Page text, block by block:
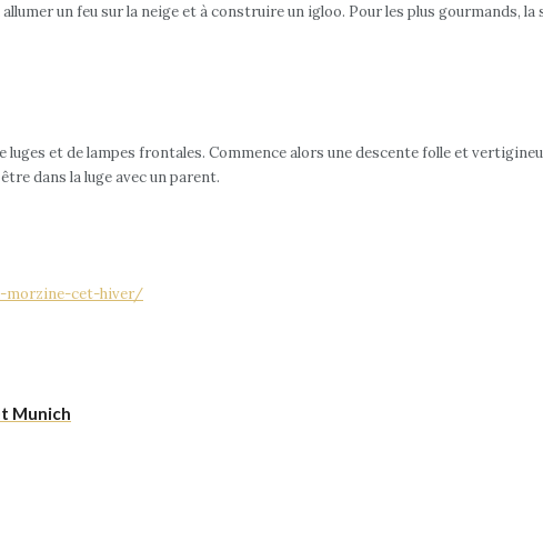
un feu sur la neige et à construire un igloo. Pour les plus gourmands,
et de lampes frontales. Commence alors une descente folle et
dans la luge avec un parent.
morzine-cet-hiver/
Munich